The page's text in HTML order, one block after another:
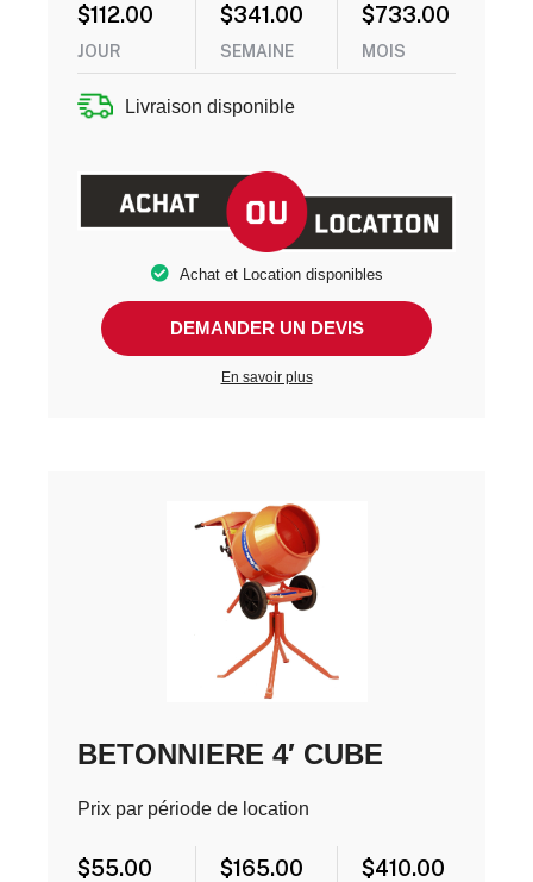
$112.00
JOUR
$341.00
SEMAINE
$733.00
MOIS
Livraison disponible
Achat et Location disponibles
DEMANDER UN DEVIS
En savoir plus
BETONNIERE 4′ CUBE
Prix par période de location
$55.00 $165.00 $410.00